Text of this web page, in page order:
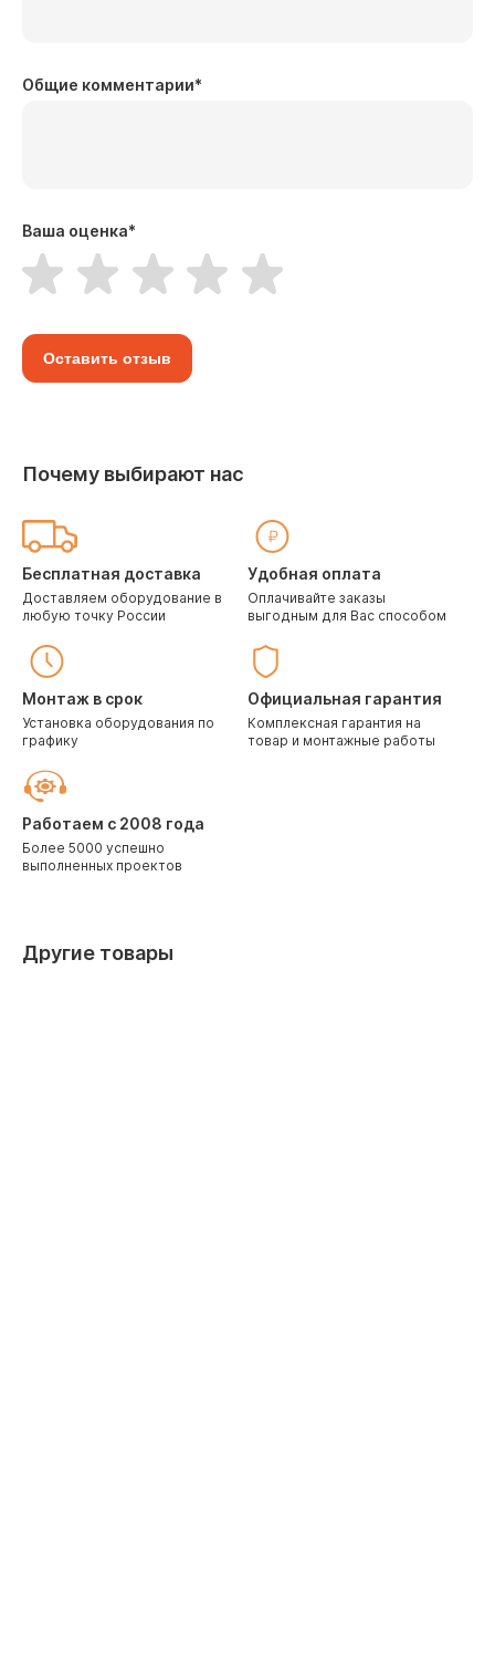
Общие комментарии*
Ваша оценка*
Оставить отзыв
Почему выбирают нас
Бесплатная доставка
Доставляем оборудование в
любую точку России
Удобная оплата
Оплачивайте заказы
выгодным для Вас способом
Монтаж в срок
Установка оборудования по
графику
Официальная гарантия
Комплексная гарантия на
товар и монтажные работы
Работаем с 2008 года
Более 5000 успешно
выполненных проектов
Другие товары